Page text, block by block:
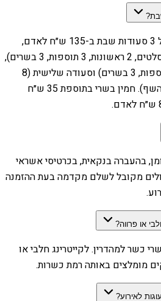
כן! יש לנו חבילה ייעודית של 3 סעודות שבת ב-135 ש״ח לאדם,
הכוללת אוכל לליל שבת (8 סלטים, 2 ראשונות, 3 תוספות, 3 בשרים),
שבת בבוקר (8 סלטים, 3 תוספות, 3 בשרים) וסעודה שלישית (8
סלטים, דג מטוגן, פשטידת השף). חמין בשרי בתוספת 35 ש״ח
בהעברה בנקאית, בכרטיסי אשראי
מקובל לשלם מקדמה בעת ההזמנה
או פרווה?
כשר למהדרין. לקייטרינג חלבי או
מומלצים באותה רמת כשרות.
לאירוע?